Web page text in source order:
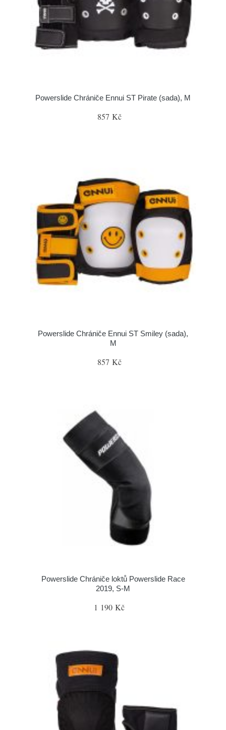
Powerslide Chrániče Ennui ST Pirate (sada), M
857 Kč
Powerslide Chrániče Ennui ST Smiley (sada),
M
857 Kč
Powerslide Chrániče loktů Powerslide Race
2019, S-M
1 190 Kč